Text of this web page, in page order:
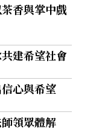
香與掌中戲
建希望社會
心與希望
領眾體解